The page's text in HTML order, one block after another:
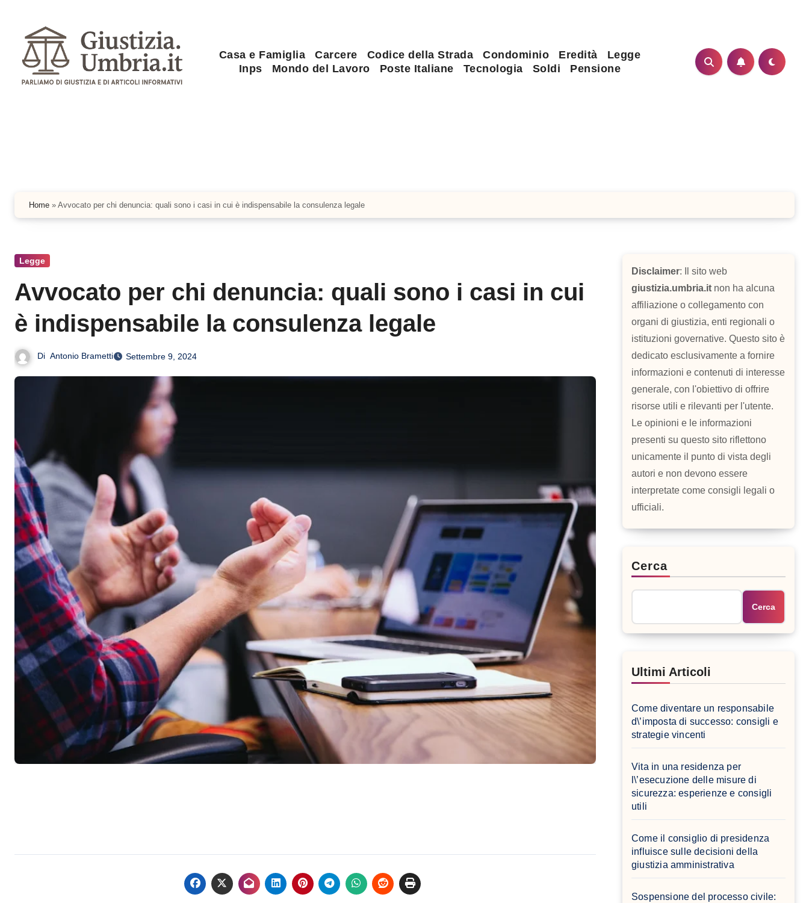
contenuto
Casa e Famiglia Carcere Codice della Strada Condominio Eredità
Legge
Inps
Mondo del Lavoro Poste Italiane Tecnologia Soldi Pensione
Home » Avvocato per chi denuncia: quali sono i casi in cui è indispensabile la consulenza legale
Legge
Avvocato per chi denuncia: quali sono i casi in cui
è indispensabile la consulenza legale
Di Antonio Brametti Settembre 9, 2024
Disclaimer: Il sito web
giustizia.umbria.it non ha alcuna
affiliazione o collegamento con
organi di giustizia, enti regionali o
istituzioni governative. Questo sito è
dedicato esclusivamente a fornire
informazioni e contenuti di interesse
generale, con l'obiettivo di offrire
risorse utili e rilevanti per l'utente.
Le opinioni e le informazioni
presenti su questo sito riflettono
unicamente il punto di vista degli
autori e non devono essere
interpretate come consigli legali o
ufficiali.
Cerca
Cerca
Ultimi Articoli
Come diventare un responsabile
d\’imposta di successo: consigli e
strategie vincenti
Vita in una residenza per
l\’esecuzione delle misure di
sicurezza: esperienze e consigli
utili
Come il consiglio di presidenza
influisce sulle decisioni della
giustizia amministrativa
Sospensione del processo civile: